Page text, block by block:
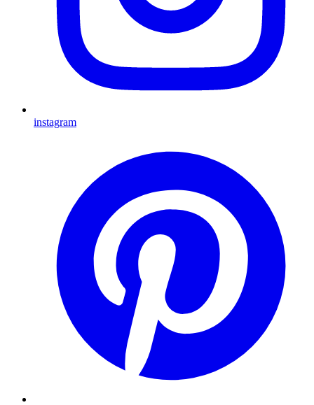
instagram